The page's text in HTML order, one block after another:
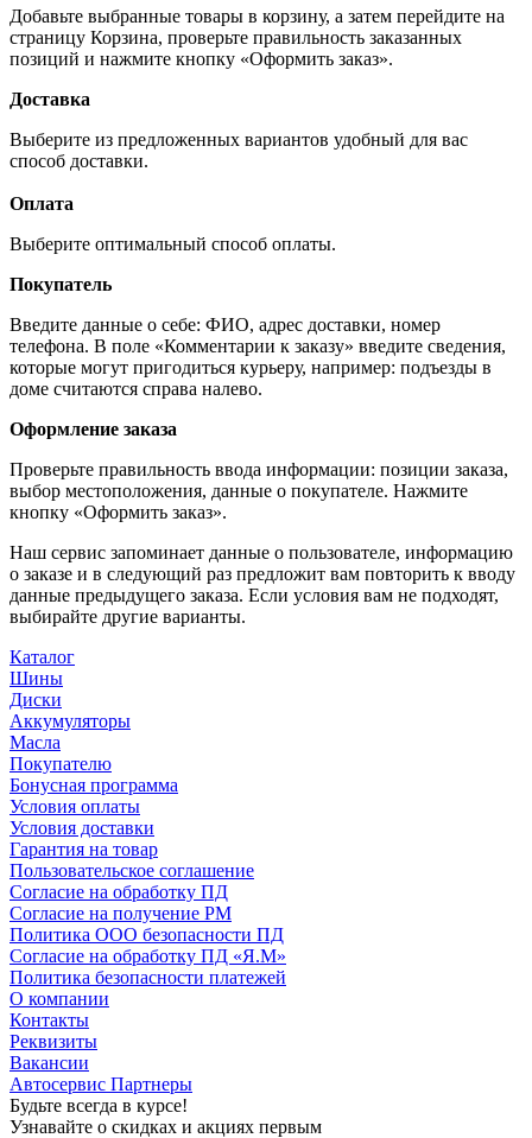
Добавьте выбранные товары в корзину, а затем перейдите на
страницу Корзина, проверьте правильность заказанных
позиций и нажмите кнопку «Оформить заказ».
Доставка
Выберите из предложенных вариантов удобный для вас
способ доставки.
Оплата
Выберите оптимальный способ оплаты.
Покупатель
Введите данные о себе: ФИО, адрес доставки, номер
телефона. В поле «Комментарии к заказу» введите сведения,
которые могут пригодиться курьеру, например: подъезды в
доме считаются справа налево.
Оформление заказа
Проверьте правильность ввода информации: позиции заказа,
выбор местоположения, данные о покупателе. Нажмите
кнопку «Оформить заказ».
Наш сервис запоминает данные о пользователе, информацию
о заказе и в следующий раз предложит вам повторить к вводу
данные предыдущего заказа. Если условия вам не подходят,
выбирайте другие варианты.
Каталог
Шины
Диски
Аккумуляторы
Масла
Покупателю
Бонусная программа
Условия оплаты
Условия доставки
Гарантия на товар
Пользовательское соглашение
Согласие на обработку ПД
Согласие на получение РМ
Политика ООО безопасности ПД
Согласие на обработку ПД «Я.М»
Политика безопасности платежей
О компании
Контакты
Реквизиты
Вакансии
Автосервис Партнеры
Будьте всегда в курсе!
Узнавайте о скидках и акциях первым